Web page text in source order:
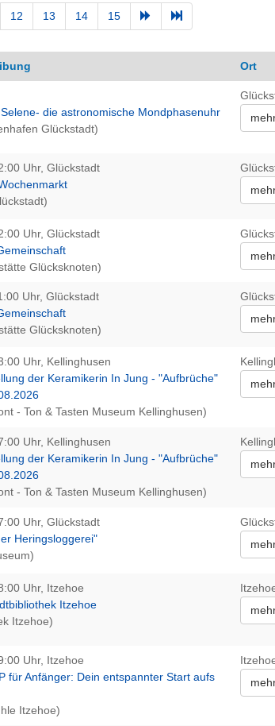
12 13 14 15
Ort
die astronomische Mondphasenuhr
Glückstadt)
Uhr, Glückstadt
Uhr, Glückstadt
Glücksknoten)
Uhr, Glückstadt
Glücksknoten)
Uhr, Kellinghusen
der Keramikerin In Jung - "Aufbrüche"
- Ton & Tasten Museum Kellinghusen)
Uhr, Kellinghusen
der Keramikerin In Jung - "Aufbrüche"
- Ton & Tasten Museum Kellinghusen)
Uhr, Glückstadt
Heringsloggerei"
Uhr, Itzehoe
Itzehoe
Itzehoe)
Uhr, Itzehoe
für Anfänger: Dein entspannter Start aufs
Itzehoe)